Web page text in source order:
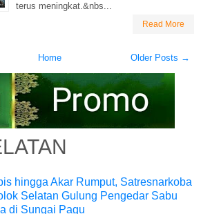
terus meningkat.&nbs...
Read More
Older Posts →
Home
hingga Akar Rumput, Satresnarkoba
Selatan Gulung Pengedar Sabu
di Sungai Pagu